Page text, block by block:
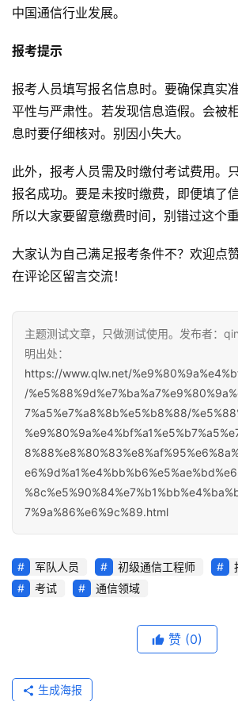
中国通信行业发展。
报考提示
报考人员填写报名信息时。要确保真实
平性与严肃性。若发现信息造假。会被
息时要仔细核对。别因小失大。
此外，报考人员需及时缴付考试费用。
报名成功。要是未按时缴费，即便填了
所以大家要留意缴费时间，别错过这个重
大家认为自己满足报考条件不？欢迎点
在评论区留言交流！
主题测试文章，只做测试使用。发布者：
明出处：
https://www.qlw.net/
/
7%a5%e7%a8%8b%e5%b8%88/
7%9a%86%e6%9c%89.html
军队人员 初级通信工程师
考试
通信领域
赞 (0)
生成海报